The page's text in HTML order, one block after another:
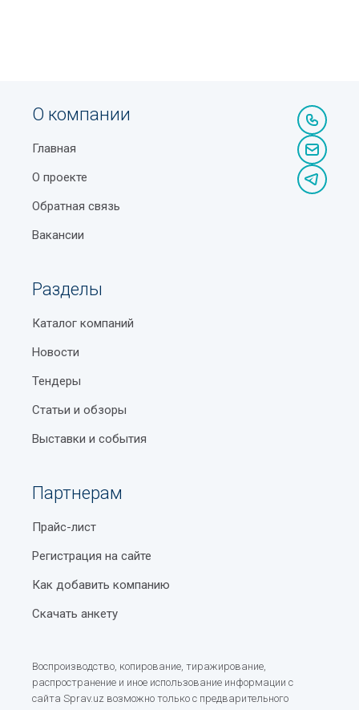
О компании
Главная
О проекте
Обратная связь
Вакансии
Разделы
Каталог компаний
Новости
Тендеры
Статьи и обзоры
Выставки и события
Партнерам
Прайс-лист
Регистрация на сайте
Как добавить компанию
Скачать анкету
Воспроизводство, копирование, тиражирование,
распространение и иное использование информации с
сайта Sprav.uz возможно только с предварительного